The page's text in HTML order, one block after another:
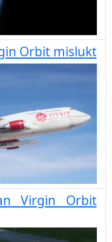
Orbit mislukt
Virgin Orbit